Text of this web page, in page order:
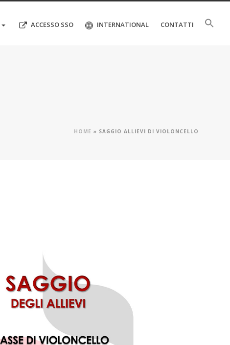
ACCESSO SSO INTERNATIONAL CONTATTI
HOME » SAGGIO ALLIEVI DI VIOLONCELLO